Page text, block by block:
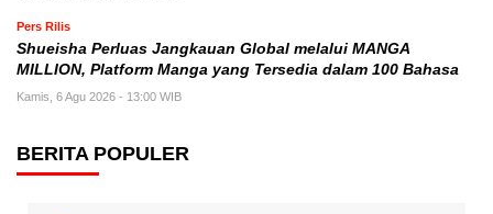
Pers Rilis
Shueisha Perluas Jangkauan Global melalui MANGA
MILLION, Platform Manga yang Tersedia dalam 100 Bahasa
Kamis, 6 Agu 2026 - 13:00 WIB
BERITA POPULER